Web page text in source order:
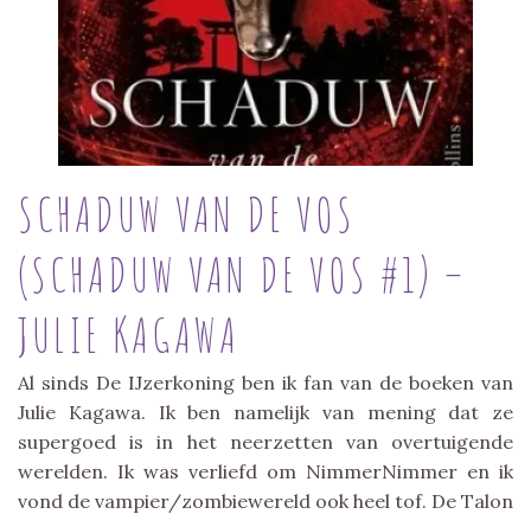
SCHADUW VAN DE VOS
(SCHADUW VAN DE VOS #1) –
JULIE KAGAWA
Al sinds De IJzerkoning ben ik fan van de boeken van
Julie Kagawa. Ik ben namelijk van mening dat ze
supergoed is in het neerzetten van overtuigende
werelden. Ik was verliefd om NimmerNimmer en ik
vond de vampier/zombiewereld ook heel tof. De Talon